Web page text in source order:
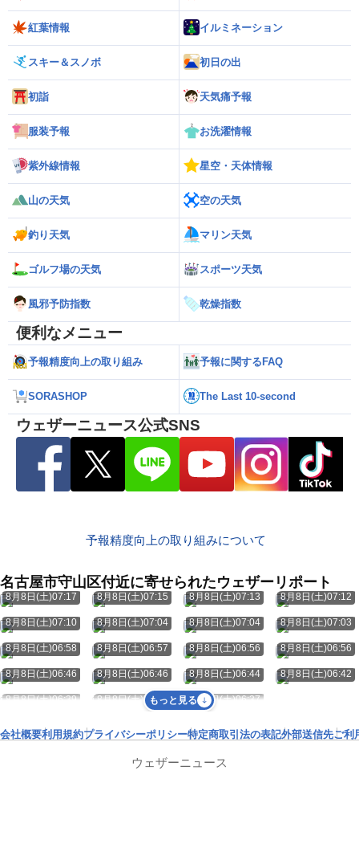
紅葉情報 イルミネーション
スキー＆スノボ 初日の出
初詣 天気痛予報
服装予報 お洗濯情報
紫外線情報 星空・天体情報
山の天気 空の天気
釣り天気 マリン天気
ゴルフ場の天気 スポーツ天気
風邪予防指数 乾燥指数
便利なメニュー
予報精度向上の取り組み 予報に関するFAQ
SORASHOP The Last 10-second
ウェザーニュース公式SNS
予報精度向上の取り組みについて
名古屋市守山区付近に寄せられたウェザーリポート
8月8日(土)07:17 8月8日(土)07:15 8月8日(土)07:13 8月8日(土)07:12
8月8日(土)07:10 8月8日(土)07:04 8月8日(土)07:04 8月8日(土)07:03
8月8日(土)06:58 8月8日(土)06:57 8月8日(土)06:56 8月8日(土)06:56
8月8日(土)06:46 8月8日(土)06:46 8月8日(土)06:44 8月8日(土)06:42
8月8日(土)06:39 8月8日(土)06:38 8月8日(土)06:37
もっと見る
会社概要利用規約プライバシーポリシー特定商取引法の表記外部送信先ご利
ウェザーニュース